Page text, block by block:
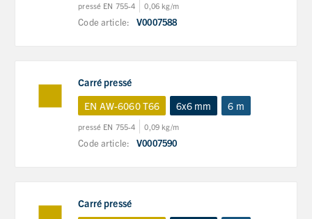
pressé EN 755-4 0,06 kg/m
Code article: V0007588
Carré pressé
EN AW-6060 T66
6x6 mm 6 m
pressé EN 755-4 0,09 kg/m
Code article: V0007590
Carré pressé